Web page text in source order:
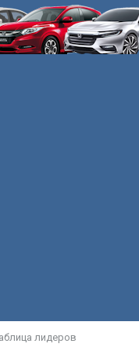
лидеров